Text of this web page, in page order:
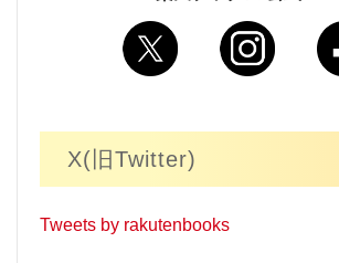
X(旧Twitter)
Tweets by rakutenbooks